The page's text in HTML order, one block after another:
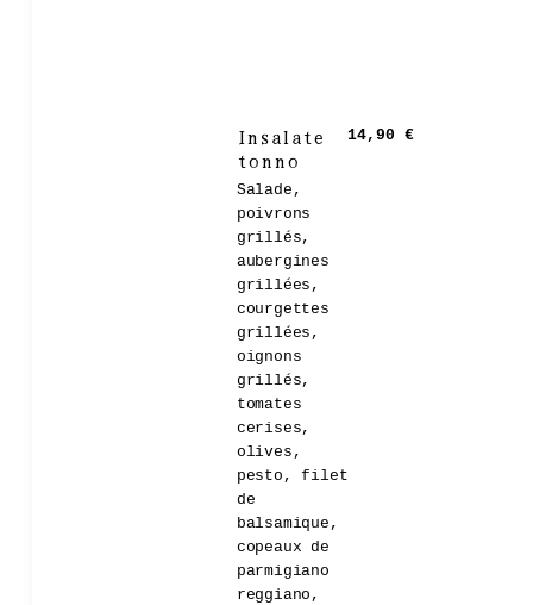
Insalate
tonno
Salade,
poivrons
grillés,
aubergines
grillées,
courgettes
grillées,
oignons
grillés,
tomates
cerises,
olives,
pesto, filet
de
balsamique,
copeaux de
parmigiano
reggiano,
14,90 €